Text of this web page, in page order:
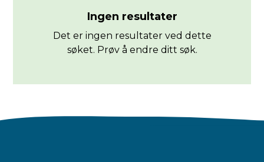
Ingen resultater
Det er ingen resultater ved dette
søket. Prøv å endre ditt søk.